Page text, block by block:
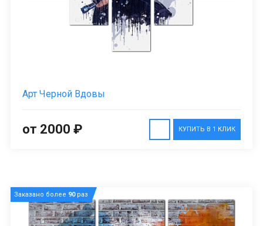
Арт Черной Вдовы
КУПИТЬ В 1 КЛИК
от 2000 ₽
Заказано более 90раз